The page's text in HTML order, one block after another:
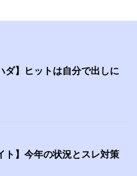
ダ】ヒットは自分で出しに
ト】今年の状況とスレ対策